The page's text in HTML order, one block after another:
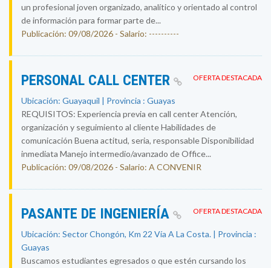
un profesional joven organizado, analítico y orientado al control
de información para formar parte de...
Publicación: 09/08/2026 - Salario: ----------
OFERTA DESTACADA
PERSONAL CALL CENTER
Ubicación: Guayaquil | Provincia : Guayas
REQUISITOS: Experiencia previa en call center Atención,
organización y seguimiento al cliente Habilidades de
comunicación Buena actitud, seria, responsable Disponibilidad
inmediata Manejo intermedio/avanzado de Office...
Publicación: 09/08/2026 - Salario: A CONVENIR
OFERTA DESTACADA
PASANTE DE INGENIERÍA
Ubicación: Sector Chongón, Km 22 Vía A La Costa. | Provincia :
Guayas
Buscamos estudiantes egresados o que estén cursando los